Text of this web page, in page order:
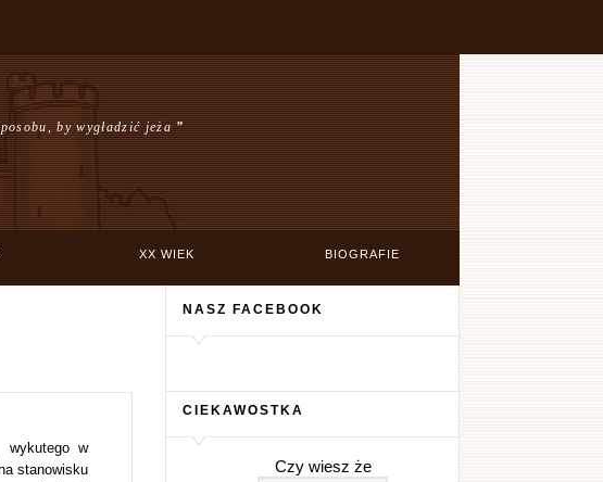
by wygładzić jeża”
XX WIEK BIOGRAFIE
wykutego w
stanowisku
NASZ FACEBOOK
CIEKAWOSTKA
Czy wiesz że